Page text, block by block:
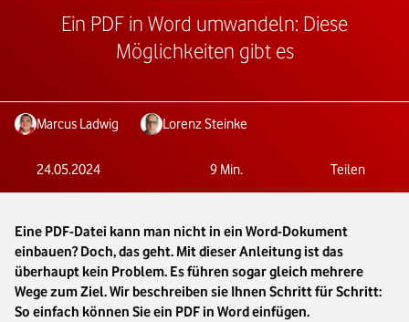
Ein PDF in Word umwandeln: Diese
Möglichkeiten gibt es
Marcus Ladwig Lorenz Steinke
24.05.2024 9 Min. Teilen
Eine PDF-Datei kann man nicht in ein Word-Dokument
einbauen? Doch, das geht. Mit dieser Anleitung ist das
überhaupt kein Problem. Es führen sogar gleich mehrere
Wege zum Ziel. Wir beschreiben sie Ihnen Schritt für Schritt:
So einfach können Sie ein PDF in Word einfügen.